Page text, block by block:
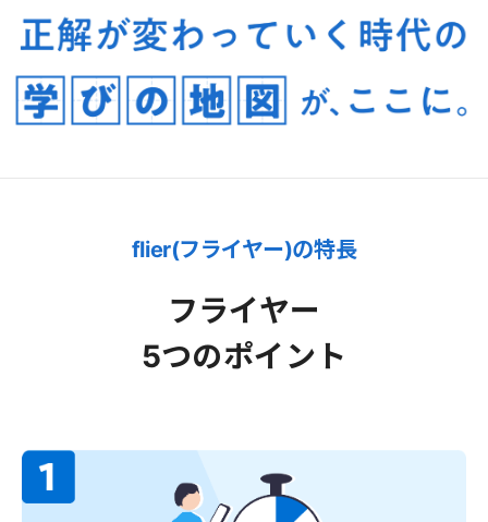
flier(フライヤー)の特長
フライヤー
5つのポイント